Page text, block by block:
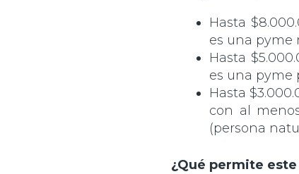
Hasta
es una pyme
Hasta
es una pyme
Hasta
con al
(persona
¿Qué permite